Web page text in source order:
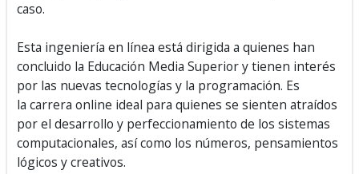
caso.
Esta ingeniería en línea está dirigida a quienes han
concluido la Educación Media Superior y tienen interés
por las nuevas tecnologías y la programación. Es
la carrera online ideal para quienes se sienten atraídos
por el desarrollo y perfeccionamiento de los sistemas
computacionales, así como los números, pensamientos
lógicos y creativos.